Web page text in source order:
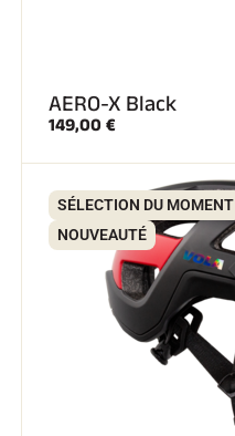
AERO-X Black
149,00 €
SÉLECTION DU MOMENT
NOUVEAUTÉ